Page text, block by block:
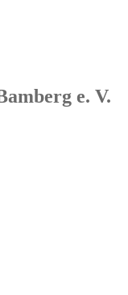
e. V.